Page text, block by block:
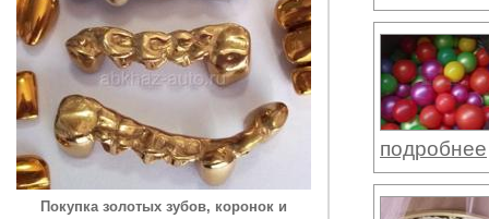
Покупка золотых зубов, коронок и
подробнее